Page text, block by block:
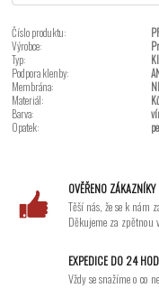
Číslo produktu:
Výrobce:
Typ:
Podpora klenby:
Membrána:
Materiál:
Barva:
Opatek:
OVĚŘENO ZÁKAZNÍKY
Těší nás, že se k nám
Děkujeme za zpětnou
EXPEDICE DO 24 HOD
Vždy se snažíme o co